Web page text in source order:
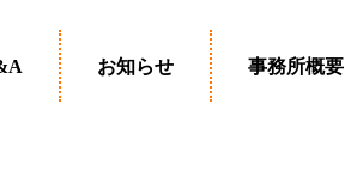
お知らせ 事務所概要